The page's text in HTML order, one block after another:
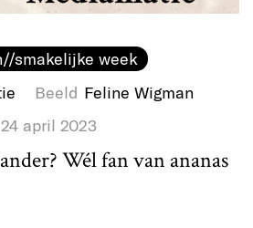
smakelijke week
Beeld Feline Wigman
24 april 2023
Wél fan van ananas